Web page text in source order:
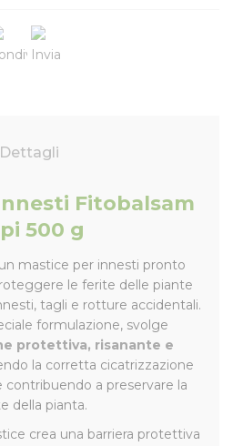
Dettagli
Fitobalsam
500 g
mastice per innesti pronto
le ferite delle piante
tagli e rotture accidentali.
formulazione, svolge
protettiva, risanante e
la corretta cicatrizzazione
a preservare la
della pianta.
crea una barriera protettiva